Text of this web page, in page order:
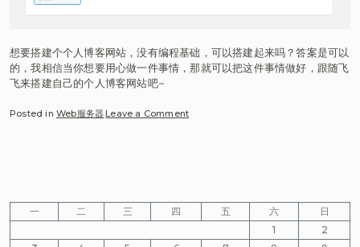
想要搭建个个人博客网站，没有编程基础，可以搭建起来吗？答案是可以
的，我相信当你想要用心做一件事情，那就可以把这件事情做好，跟随飞
飞来搭建自己的个人博客网站吧~
Posted inWeb服务器Leave a Commenton
建
WordPress
一 二 三 四 五 六
日
1
2